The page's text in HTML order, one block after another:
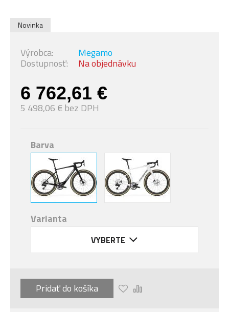
Novinka
6 762,61 €
5 498,06 € bez DPH
Dostupnosť: Na objednávku
Výrobca: Megamo
Barva
Varianta
VYBERTE
Pridať do košíka